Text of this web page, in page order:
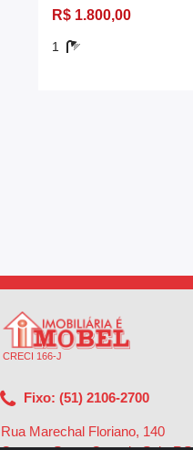
R$ 1.800,00
1
CRECI 166-J
Fixo: (51) 2106-2700
Rua Marechal Floriano, 140